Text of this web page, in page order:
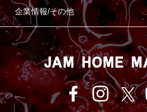
企業情報/その他